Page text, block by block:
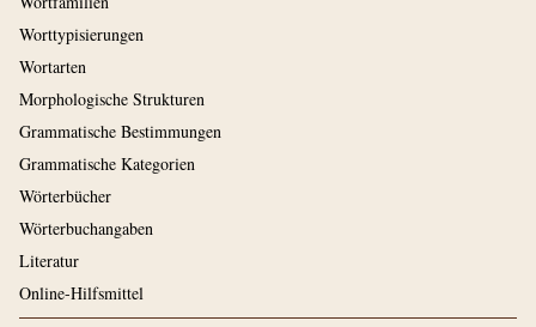
Worttypisierungen
Wortarten
Morphologische Strukturen
Grammatische Bestimmungen
Grammatische Kategorien
Wörterbücher
Wörterbuchangaben
Literatur
Online-Hilfsmittel